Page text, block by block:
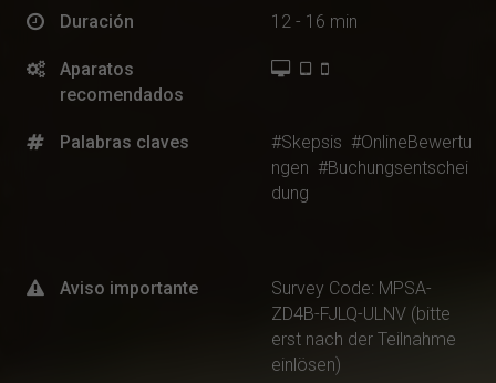
Duración 12 - 16 min
Aparatos
recomendados
Palabras claves #Skepsis #OnlineBewertu
ngen #Buchungsentschei
dung
Aviso importante
Survey Code: MPSA-
ZD4B-FJLQ-ULNV (bitte
erst nach der Teilnahme
einlösen)